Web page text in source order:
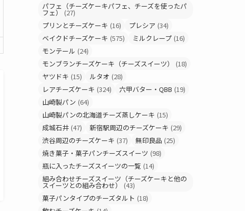
パフェ（チーズケーキパフェ、チーズを使ったパ
フェ） (27)
プリンとチーズケーキ (16) プレシア (34)
ベイクドチーズケーキ (575) ミルクレープ (16)
モンテール (24)
モンブランチーズケーキ（チーズスイーツ）
(18)
ヤツドキ (15) ルタオ (28)
レアチーズケーキ (324) 六甲バター・QBB (19)
山崎製パン (64)
山崎製パンの北海道チーズ蒸しケーキ (15)
成城石井 (47) 新宿駅周辺のチーズケーキ (29)
渋谷周辺のチーズケーキ (37) 無印良品 (25)
焼き菓子・菓子パンチーズスイーツ (98)
瓶に入ったチーズスイーツの一覧 (14)
組み合わせチーズスイーツ（チーズケーキと他の
スイーツとの組み合わせ）
(43)
菓子パンタイプのチーズタルト (18)